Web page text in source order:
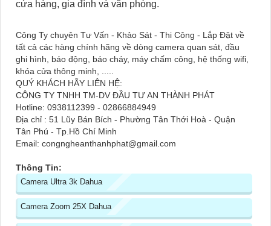
cửa hàng, gia đình và văn phòng.
Công Ty chuyên Tư Vấn - Khảo Sát - Thi Công - Lắp Đặt về
tất cả các hàng chính hãng về dòng camera quan sát, đầu
ghi hình, báo động, báo cháy, máy chấm công, hệ thống wifi,
khóa cửa thông minh, .....
QUÝ KHÁCH HÃY LIÊN HỆ:
CÔNG TY TNHH TM-DV ĐẦU TƯ AN THÀNH PHÁT
Hotline: 0938112399 - 02866884949
Địa chỉ : 51 Lũy Bán Bích - Phường Tân Thới Hoà - Quận
Tân Phú - Tp.Hồ Chí Minh
Email: congngheanthanhphat@gmail.com
Thông Tin:
Camera Ultra 3k Dahua
Camera Zoom 25X Dahua